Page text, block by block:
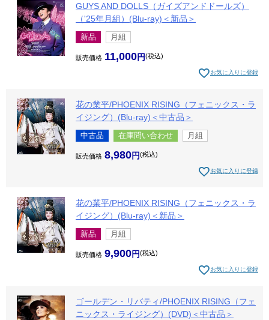
GUYS AND DOLLS（ガイズアンドドールズ）
（'25年月組）(Blu-ray)＜新品＞
新品 月組
販売価格 11,000 税込
お気に入りに登録
花の業平/PHOENIX RISING（フェニックス・ラ
イジング）(Blu-ray)＜中古品＞
中古品 在庫問い合わせ 月組
販売価格 8,980 税込
お気に入りに登録
花の業平/PHOENIX RISING（フェニックス・ラ
イジング）(Blu-ray)＜新品＞
新品 月組
販売価格 9,900 税込
お気に入りに登録
ゴールデン・リバティ/PHOENIX RISING（フェ
ニックス・ライジング）(DVD)＜中古品＞